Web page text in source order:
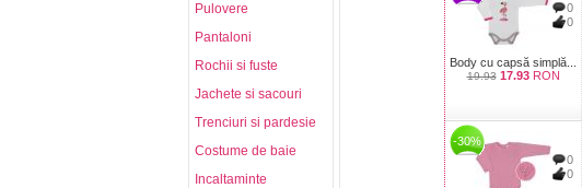
0
0
Body cu capsă simplă...
19.93 17.93 RON
-30%
0
0
Pulovere
Pantaloni
Rochii si fuste
Jachete si sacouri
Trenciuri si pardesie
Costume de baie
Incaltaminte